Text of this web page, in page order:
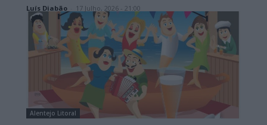
Luís Diabão 17 Julho, 2026 - 21:00
Alentejo Litoral